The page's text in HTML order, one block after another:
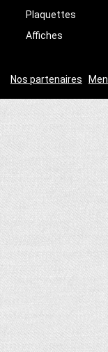
Plaquettes
Affiches
Nos partenaires